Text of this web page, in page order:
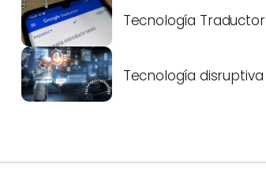
Tecnología Traductor
Tecnología disruptiva